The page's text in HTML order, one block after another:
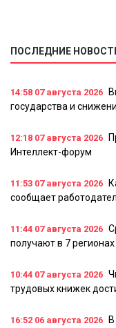
ПОСЛЕДНИЕ
14:58 07 августа 2026
государства и
12:18 07 августа 2026
Интеллект-форум
11:53 07 августа 2026
сообщает
11:44 07 августа 2026
получают в 7
10:44 07 августа 2026
трудовых книжек
16:52 06 августа 2026